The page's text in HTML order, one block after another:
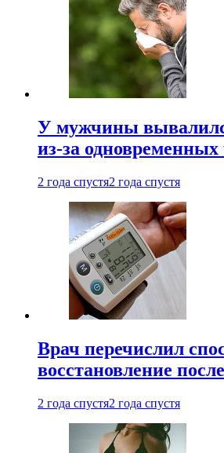
У мужчины
из-за
2 года спустя2 года спустя
Врач перечислил
восстановление
2 года спустя2 года спустя